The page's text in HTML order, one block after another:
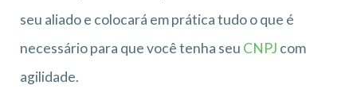
seu aliado e colocará em prática tudo o que é
necessário para que você tenha seu CNPJ com
agilidade.